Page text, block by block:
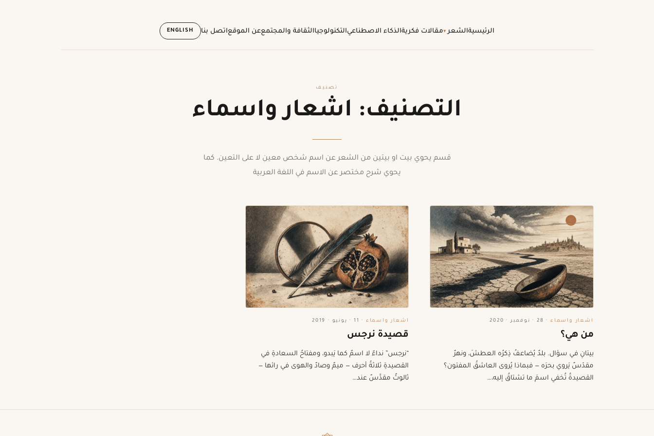
الرئيسيةالشعر مقالات فكريةالذكاء الاصطناعيالتكنولوجياالثقافة والمجتمععن الموقعاتصل بنا ENGLISH
تصنيف
التصنيف: اشعار واسماء
قسم يحوي بيت او بيتين من الشعر عن اسم شخص معين لا على التعين. كما
يحوي شرح مختصر عن الاسم في اللغة العربية
اشعار واسماء · 28 · نوفمبر · 2020
من هي؟
بيتانِ في سؤال. بلدٌ يُضاعفُ ذِكرُه العطشَ، ونهرٌ
مقدّسٌ يَروي بحرَه — فبماذا يُروى العاشقُ المفتون؟
القصيدةُ تُخفي اسمَ ما تشتاقُ إليه،…
اشعار واسماء · 11 · يونيو · 2019
قصيدة نرجس
“نرجس” نداءٌ لا اسمٌ كما يَبدو، ومفتاحُ السعادةِ في
القصيدةِ ثلاثةُ أحرف — ميمٌ وصادٌ والهوى في رائها —
ثالوثٌ مقدَّسٌ عند…